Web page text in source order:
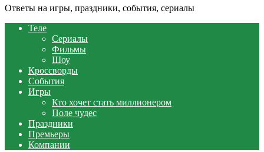
Ответы на игры, праздники, события, сериалы
Теле
Сериалы
Фильмы
Шоу
Кроссворды
События
Игры
Кто хочет стать миллионером
Поле чудес
Праздники
Премьеры
Компании